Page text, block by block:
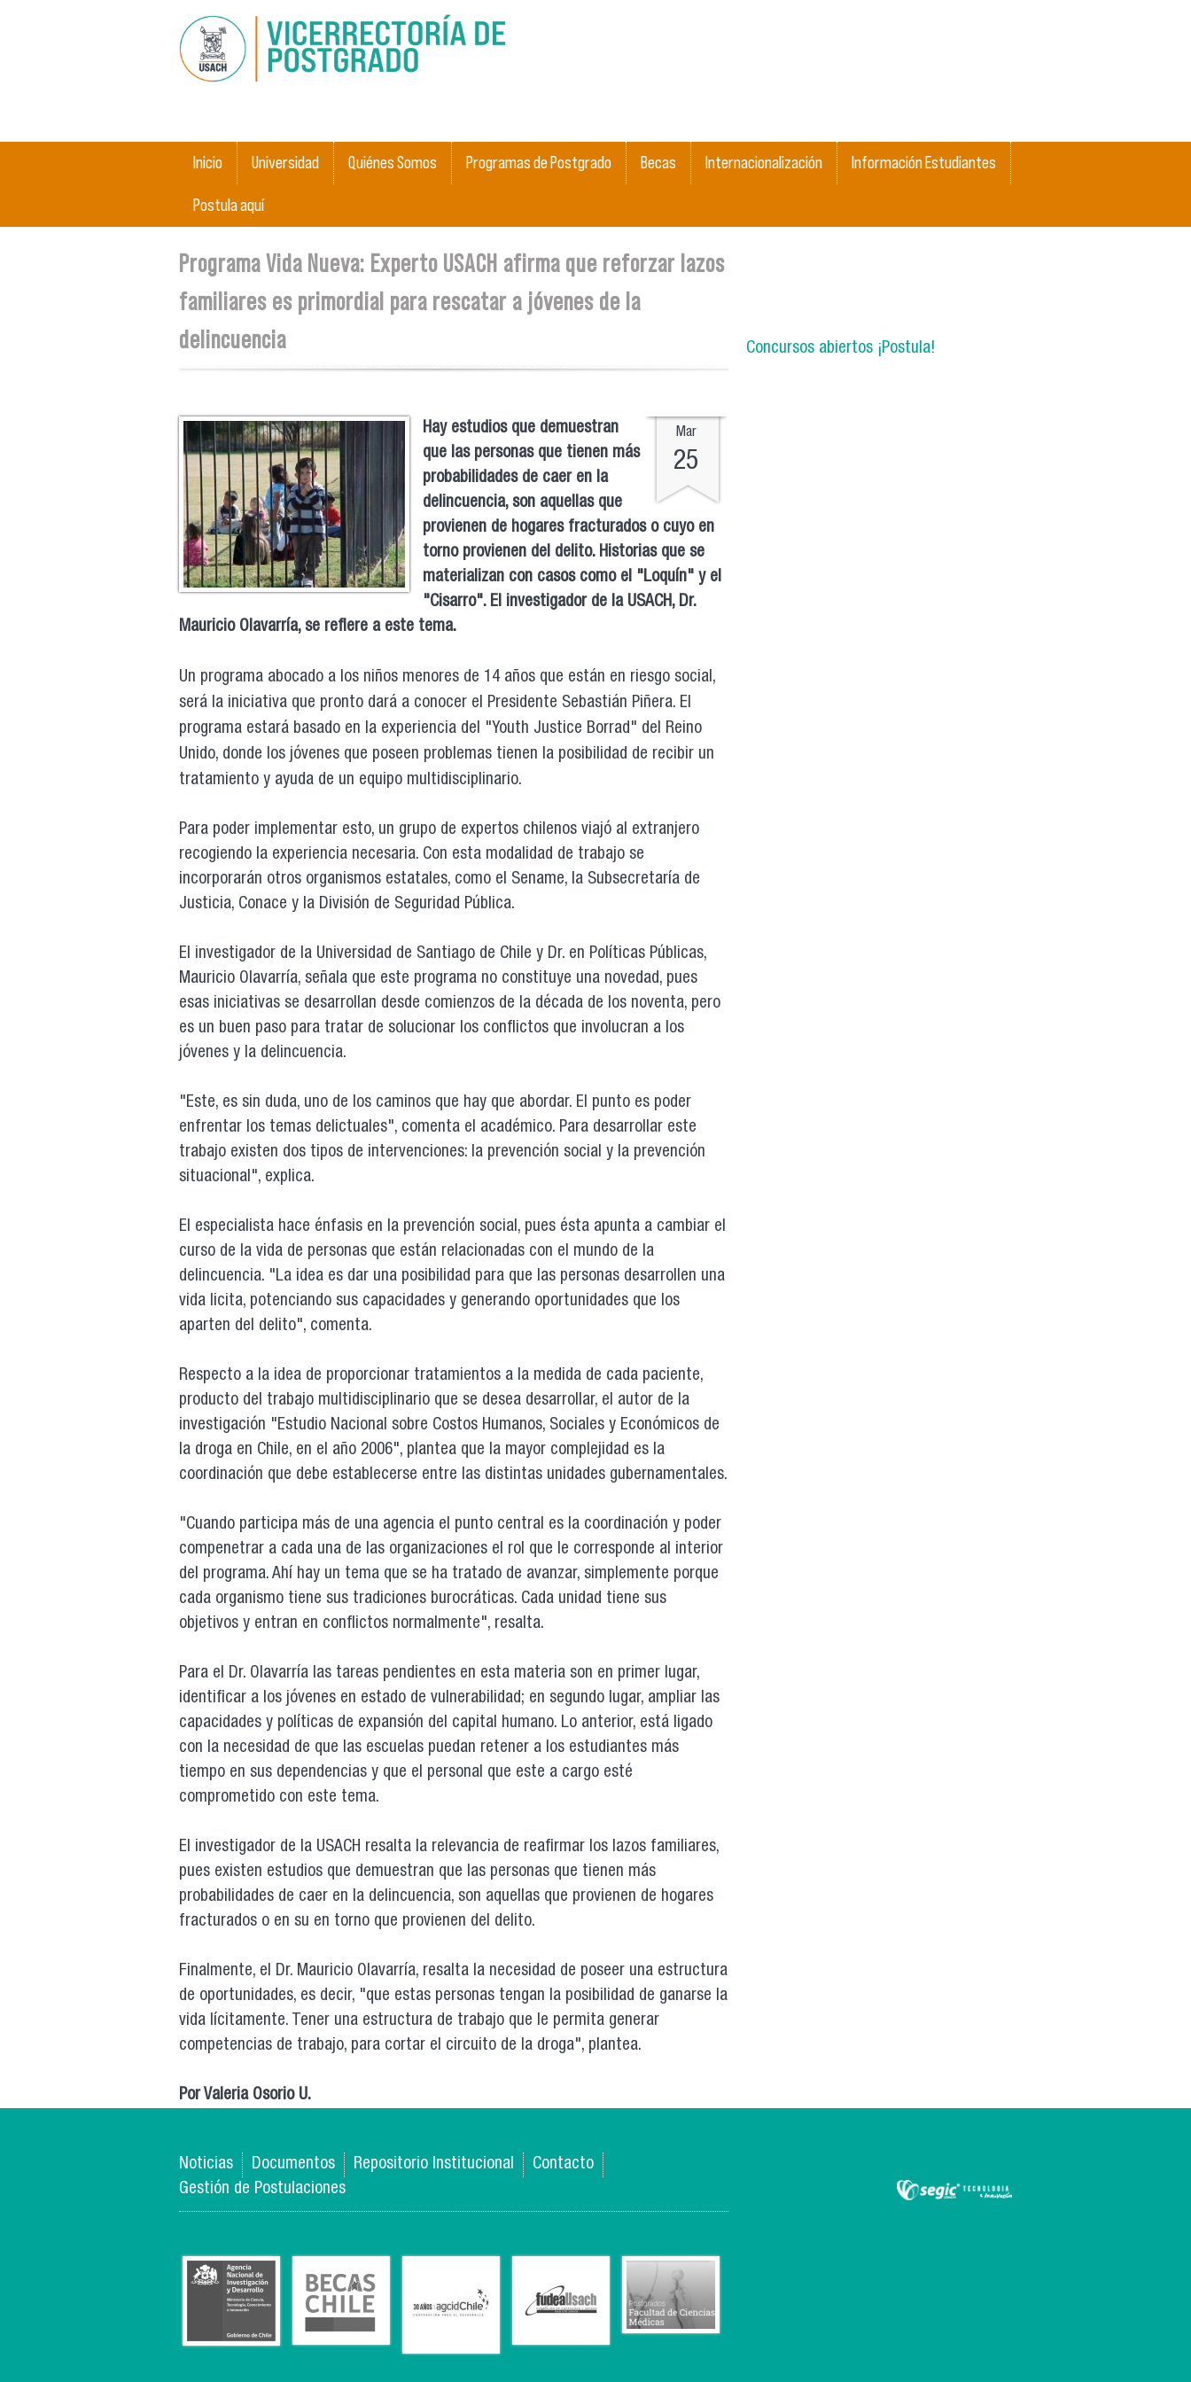
Menú principal
Inicio Universidad Quiénes Somos Programas de Postgrado Becas Internacionalización Información Estudiantes
Postula aquí
Se encuentra usted aquí
Programa Vida Nueva: Experto USACH afirma que reforzar lazos
familiares es primordial para rescatar a jóvenes de la
delincuencia
Mar
25
Hay estudios que demuestran
que las personas que tienen más
probabilidades de caer en la
delincuencia, son aquellas que
provienen de hogares fracturados o cuyo en
torno provienen del delito. Historias que se
materializan con casos como el "Loquín" y el
"Cisarro". El investigador de la USACH, Dr.
Mauricio Olavarría, se refiere a este tema.
Un programa abocado a los niños menores de 14 años que están en riesgo social,
será la iniciativa que pronto dará a conocer el Presidente Sebastián Piñera. El
programa estará basado en la experiencia del "Youth Justice Borrad" del Reino
Unido, donde los jóvenes que poseen problemas tienen la posibilidad de recibir un
tratamiento y ayuda de un equipo multidisciplinario.
Para poder implementar esto, un grupo de expertos chilenos viajó al extranjero
recogiendo la experiencia necesaria. Con esta modalidad de trabajo se
incorporarán otros organismos estatales, como el Sename, la Subsecretaría de
Justicia, Conace y la División de Seguridad Pública.
El investigador de la Universidad de Santiago de Chile y Dr. en Políticas Públicas,
Mauricio Olavarría, señala que este programa no constituye una novedad, pues
esas iniciativas se desarrollan desde comienzos de la década de los noventa, pero
es un buen paso para tratar de solucionar los conflictos que involucran a los
jóvenes y la delincuencia.
"Este, es sin duda, uno de los caminos que hay que abordar. El punto es poder
enfrentar los temas delictuales", comenta el académico. Para desarrollar este
trabajo existen dos tipos de intervenciones: la prevención social y la prevención
situacional", explica.
El especialista hace énfasis en la prevención social, pues ésta apunta a cambiar el
curso de la vida de personas que están relacionadas con el mundo de la
delincuencia. "La idea es dar una posibilidad para que las personas desarrollen una
vida licita, potenciando sus capacidades y generando oportunidades que los
aparten del delito", comenta.
Respecto a la idea de proporcionar tratamientos a la medida de cada paciente,
producto del trabajo multidisciplinario que se desea desarrollar, el autor de la
investigación "Estudio Nacional sobre Costos Humanos, Sociales y Económicos de
la droga en Chile, en el año 2006", plantea que la mayor complejidad es la
coordinación que debe establecerse entre las distintas unidades gubernamentales.
"Cuando participa más de una agencia el punto central es la coordinación y poder
compenetrar a cada una de las organizaciones el rol que le corresponde al interior
del programa. Ahí hay un tema que se ha tratado de avanzar, simplemente porque
cada organismo tiene sus tradiciones burocráticas. Cada unidad tiene sus
objetivos y entran en conflictos normalmente", resalta.
Para el Dr. Olavarría las tareas pendientes en esta materia son en primer lugar,
identificar a los jóvenes en estado de vulnerabilidad; en segundo lugar, ampliar las
capacidades y políticas de expansión del capital humano. Lo anterior, está ligado
con la necesidad de que las escuelas puedan retener a los estudiantes más
tiempo en sus dependencias y que el personal que este a cargo esté
comprometido con este tema.
El investigador de la USACH resalta la relevancia de reafirmar los lazos familiares,
pues existen estudios que demuestran que las personas que tienen más
probabilidades de caer en la delincuencia, son aquellas que provienen de hogares
fracturados o en su en torno que provienen del delito.
Finalmente, el Dr. Mauricio Olavarría, resalta la necesidad de poseer una estructura
de oportunidades, es decir, "que estas personas tengan la posibilidad de ganarse la
vida lícitamente. Tener una estructura de trabajo que le permita generar
competencias de trabajo, para cortar el circuito de la droga", plantea.
Por Valeria Osorio U.
Concursos abiertos ¡Postula!
Noticias Documentos Repositorio Institucional
Contacto
Gestión de Postulaciones